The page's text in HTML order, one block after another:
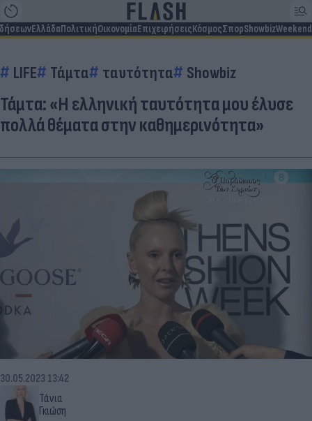
ΕλλάδαΠολιτικήΟικονομίαΕπιχειρήσειςΚόσμοςΣπορShowbizWeekend
LIFE Τάμτα ταυτότητα Showbiz
Τάμτα: «Η ελληνική ταυτότητα μου έλυσε
πολλά θέματα στην καθημερινότητα»
Τάνια
Γκιώση
30.05.2023 13:42